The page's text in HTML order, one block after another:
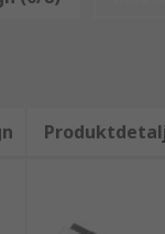
eller hjælp til
artikel kan du
Diskrete
kunder kan
som er